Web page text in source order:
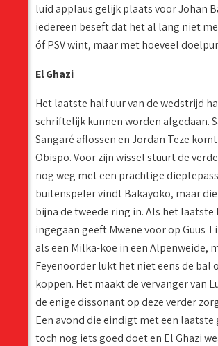
luid applaus gelijk plaats voor Johan
iedereen beseft dat het al lang niet
óf PSV wint, maar met hoeveel
El Ghazi
Het laatste half uur van de wedstrijd
schriftelijk kunnen worden afgedaan.
Sangaré aflossen en Jordan Teze
Obispo. Voor zijn wissel stuurt de
nog weg met een prachtige
buitenspeler vindt Bakayoko, maar
bijna de tweede ring in. Als het laatste
ingegaan geeft Mwene voor op Guus
als een Milka-koe in een Alpenweide,
Feyenoorder lukt het niet eens de bal
koppen. Het maakt de vervanger van
de enige dissonant op deze verder
Een avond die eindigt met een
toch nog iets goed doet en El Ghazi